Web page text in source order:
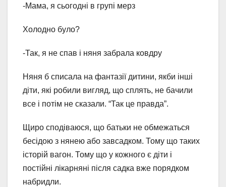
-Мама, я сьогодні в групі мерз
Холодно було?
-Так, я не спав і няня забрала ковдру
Няня б списала на фантазії дитини, якби інші
діти, які робили вигляд, що сплять, не бачили
все і потім не сказали. “Так це правда”.
Щиро сподіваюся, що батьки не обмежаться
бесідою з нянею або завсадком. Тому що таких
історій вагон. Тому що у кожного є діти і
постійні лікарняні після садка вже порядком
набридли.